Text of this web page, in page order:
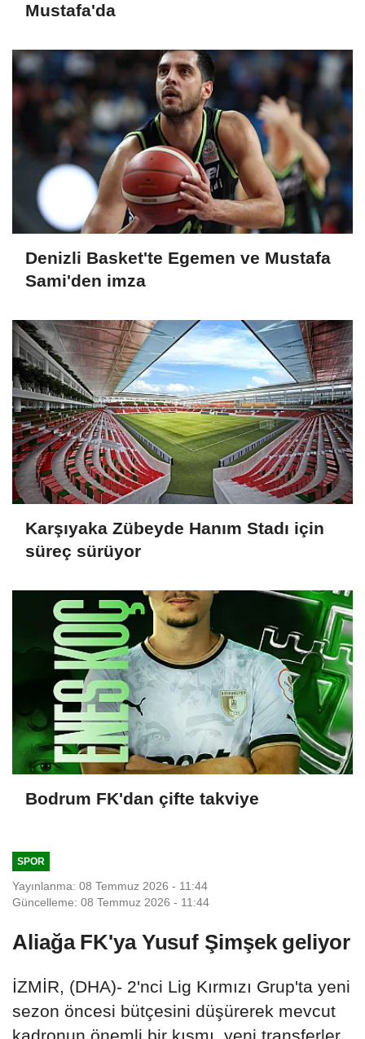
Mustafa'da
Denizli Basket'te Egemen ve Mustafa
Sami'den imza
Karşıyaka Zübeyde Hanım Stadı için
süreç sürüyor
Bodrum FK'dan çifte takviye
SPOR
Yayınlanma: 08 Temmuz 2026 - 11:44
Güncelleme: 08 Temmuz 2026 - 11:44
Aliağa FK'ya Yusuf Şimşek geliyor
İZMİR, (DHA)- 2'nci Lig Kırmızı Grup'ta yeni
sezon öncesi bütçesini düşürerek mevcut
kadronun önemli bir kısmı, yeni transferler,